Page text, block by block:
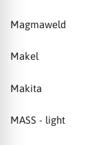
Magmaweld
Makel
Makita
MASS - light